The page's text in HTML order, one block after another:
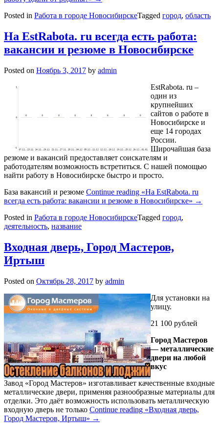
Posted in Работа в городе НовосибирскеTagged город, область
На EstRabota. ru всегда есть работа:
вакансии и резюме в Новосибирске
Posted on Ноябрь 3, 2017 by admin
EstRabota. ru –
один из
крупнейших
сайтов о работе в
Новосибирске и
еще 14 городах
России.
Широчайшая база
резюме и вакансий предоставляет соискателям и
работодателям возможность встретиться. C нашей помощью
найти работу в Новосибирске быстро и просто.
База вакансий и резюме Continue reading «На EstRabota. ru
всегда есть работа: вакансии и резюме в Новосибирске» →
Posted in Работа в городе НовосибирскеTagged город,
деятельность, название
Входная дверь, Город Мастеров,
Иртыш
Posted on Октябрь 28, 2017 by admin
Для установки на
улицу.
21 100 рублей
Город Мастеров
— металлические
двери на любой
вкус
Завод «Город Мастеров» изготавливает качественные входные
металлические двери, применяя разнообразные материалы для
отделки. Это даёт возможность использовать металлическую
входную дверь не только Continue reading «Входная дверь,
Город Мастеров, Иртыш» →